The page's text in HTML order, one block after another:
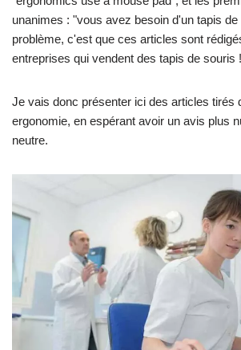
unanimes : "vous avez besoin d'un tapis
problème, c'est que ces articles sont
entreprises qui vendent des tapis de souris !
Je vais donc présenter ici des articles tirés
ergonomie, en espérant avoir un avis plus
neutre.